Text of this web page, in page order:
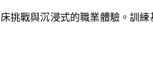
挑戰與沉浸式的職業體驗。訓